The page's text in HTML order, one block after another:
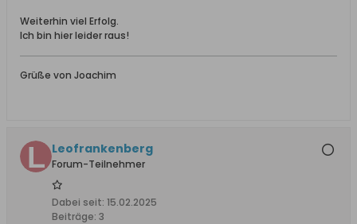
Weiterhin viel Erfolg.
Ich bin hier leider raus!
Grüße von Joachim
Leofrankenberg
Forum-Teilnehmer
Dabei seit: 15.02.2025
Beiträge: 3